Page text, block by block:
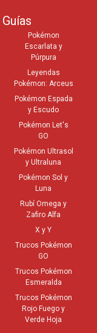
Guías
Pokémon
Escarlata y
Púrpura
Leyendas
Pokémon: Arceus
Pokémon Espada
y Escudo
Pokémon Let's
GO
Pokémon Ultrasol
y Ultraluna
Pokémon Sol y
Luna
Rubí Omega y
Zafiro Alfa
X y Y
Trucos Pokémon
GO
Trucos Pokémon
Esmeralda
Trucos Pokémon
Rojo Fuego y
Verde Hoja